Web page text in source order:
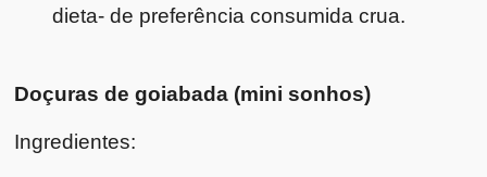
dieta- de preferência consumida crua.
Doçuras de goiabada (mini sonhos)
Ingredientes: